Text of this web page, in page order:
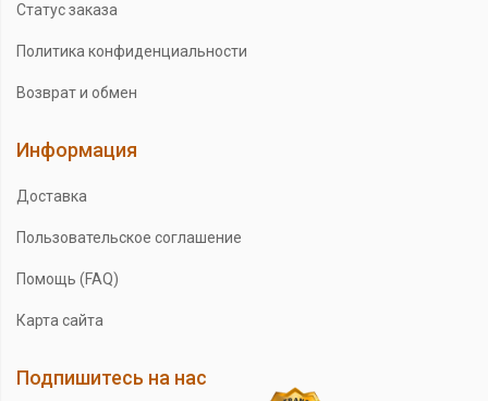
Статус заказа
Политика конфиденциальности
Возврат и обмен
Информация
Доставка
Пользовательское соглашение
Помощь (FAQ)
Карта сайта
Подпишитесь на нас